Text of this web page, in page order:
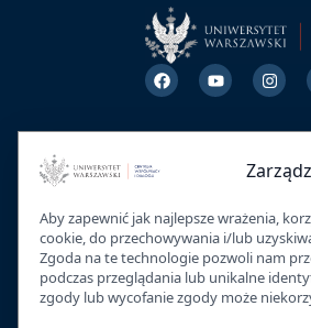
Aby zapewnić jak najlepsze wrażenia,
cookie, do przechowywania i/lub
Zgoda na te technologie pozwoli nam
podczas przeglądania lub unikalne
zgody lub wycofanie zgody może